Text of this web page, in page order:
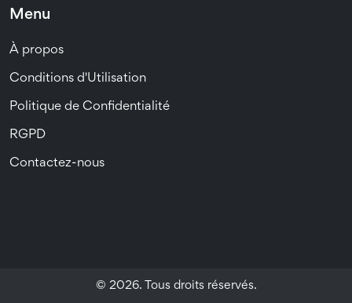
Menu
À propos
Conditions d'Utilisation
Politique de Confidentialité
RGPD
Contactez-nous
© 2026. Tous droits réservés.